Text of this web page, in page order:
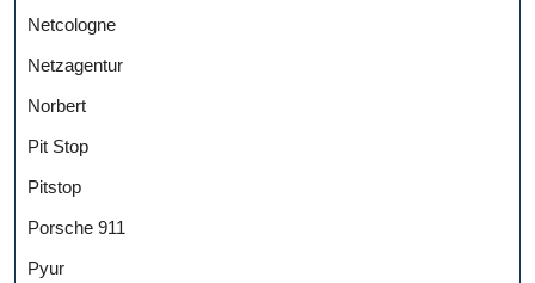
Netcologne
Netzagentur
Norbert
Pit Stop
Pitstop
Porsche 911
Pyur